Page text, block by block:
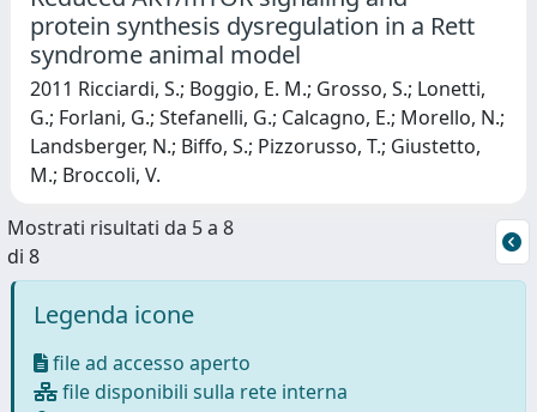
protein synthesis dysregulation in a Rett
syndrome animal model
2011 Ricciardi, S.; Boggio, E. M.; Grosso, S.; Lonetti,
G.; Forlani, G.; Stefanelli, G.; Calcagno, E.; Morello, N.;
Landsberger, N.; Biffo, S.; Pizzorusso, T.; Giustetto,
M.; Broccoli, V.
Mostrati risultati da 5 a 8
di 8
Legenda icone
file ad accesso aperto
file disponibili sulla rete interna